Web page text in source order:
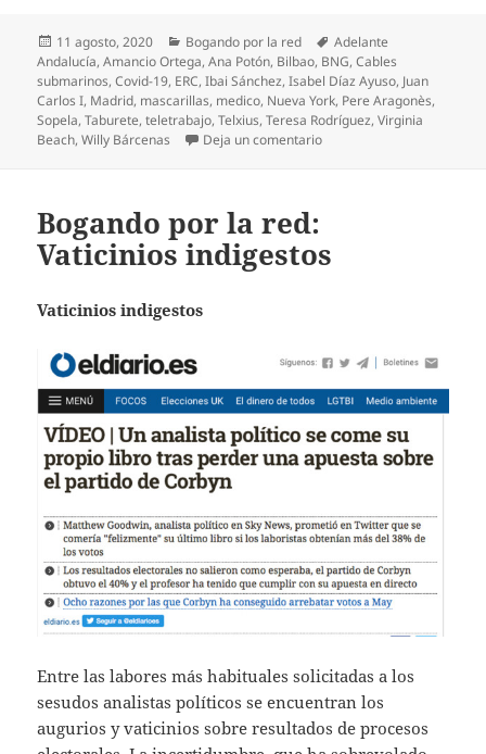
Publicado
el
11 agosto, 2020 Categorías
Bogando por la red Etiquetas
Adelante
Andalucía,Amancio Ortega,Ana Potón, Bilbao, BNG,Cables
submarinos,Covid-19, ERC,Ibai Sánchez,Isabel Díaz Ayuso, Juan
Carlos I, Madrid, mascarillas, medico, Nueva York, Pere Aragonès,
Sopela,Taburete,teletrabajo,Telxius,Teresa Rodríguez,Virginia
Beach,Willy Bárcenas Deja un comentarioen Bogando por la red:
Bogando por la red:
Vaticinios indigestos
Vaticinios indigestos
Entre las labores más habituales solicitadas a los
sesudos analistas políticos se encuentran los
augurios y vaticinios sobre resultados de procesos